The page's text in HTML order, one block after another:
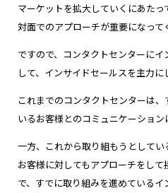
マーケットを拡大していくにあた
対面でのアプローチが重要になって
ですので、コンタクトセンターに
して、インサイドセールスを主力に
これまでのコンタクトセンターは
いるお客様とのコミュニケーション
一方、これから取り組もうとして
お客様に対してもアプローチをし
で、すでに取り組みを進めている